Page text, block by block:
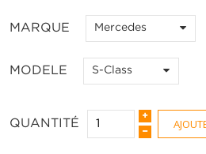
MARQUE Mercedes
MODELE S-Class
QUANTITÉ